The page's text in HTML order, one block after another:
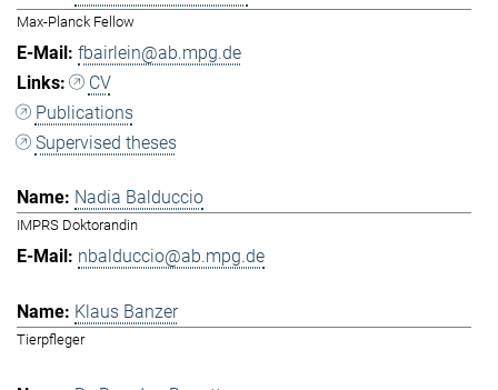
Max-Planck Fellow
fbairlein@ab.mpg.de
CV
Publications
Supervised theses
Nadia Balduccio
IMPRS Doktorandin
nbalduccio@ab.mpg.de
Klaus Banzer
Tierpfleger